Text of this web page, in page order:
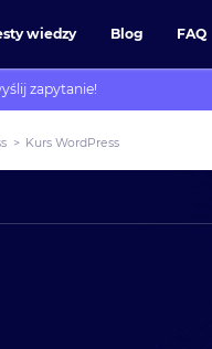
wiedzy Blog FAQ
zapytanie!
> Kurs WordPress